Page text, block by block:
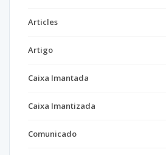
Articles
Artigo
Caixa Imantada
Caixa Imantizada
Comunicado